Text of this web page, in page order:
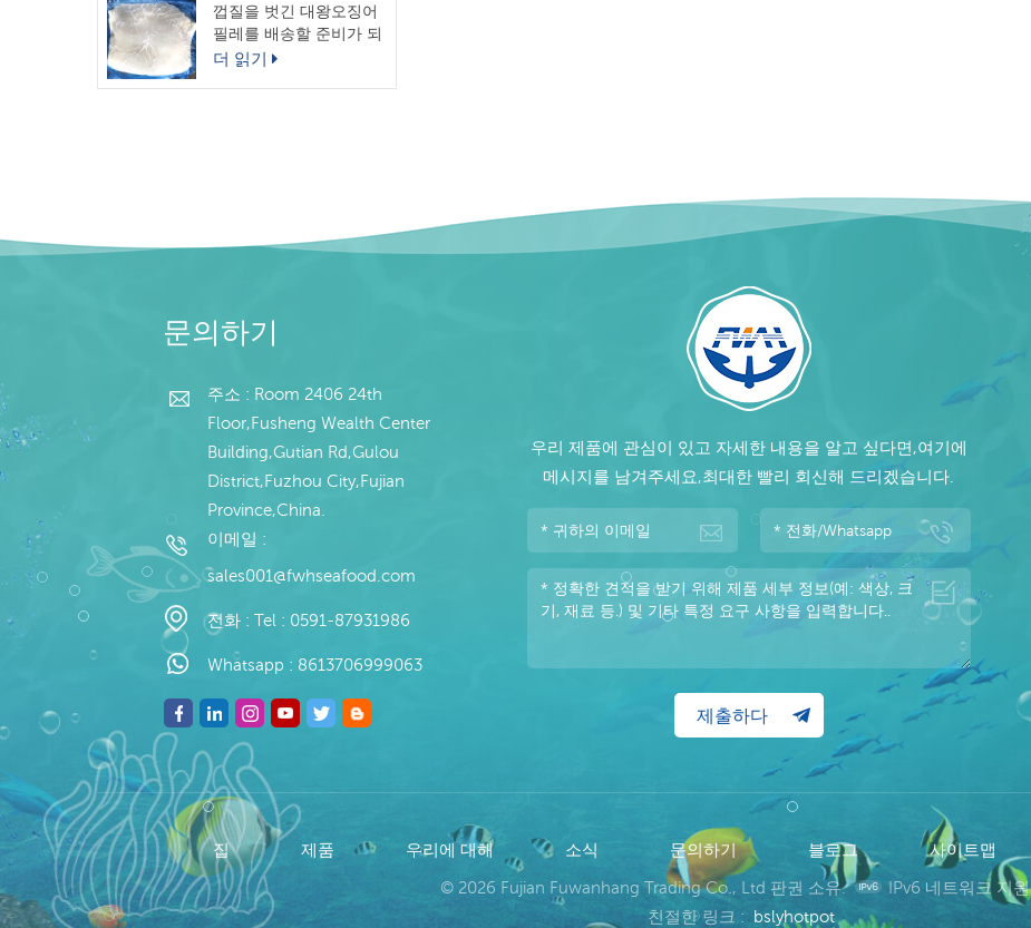
껍질을 벗긴 대왕오징어
필레를 배송할 준비가 되
었습니다.
더 읽기
문의하기
주소 : Room 2406 24th
Floor,Fusheng Wealth Center
Building,Gutian Rd,Gulou
District,Fuzhou City,Fujian
Province,China.
이메일 :
sales001@fwhseafood.com
전화 : Tel : 0591-87931986
Whatsapp : 8613706999063
우리 제품에 관심이 있고 자세한 내용을 알고 싶다면,여기에
메시지를 남겨주세요,최대한 빨리 회신해 드리겠습니다.
집 제품 우리에 대해 소식 문의하기 블로그 사이트맵
© 2026 Fujian Fuwanhang Trading Co., Ltd 판권 소유.
IPv6 네트워크 지원
친절한 링크 : bslyhotpot